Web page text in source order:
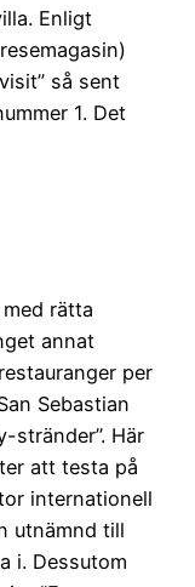
Enligt
så sent
1. Det
rätta
annat
per
Sebastian
stränder”. Här
att testa på
internationell
utnämnd till
i. Dessutom